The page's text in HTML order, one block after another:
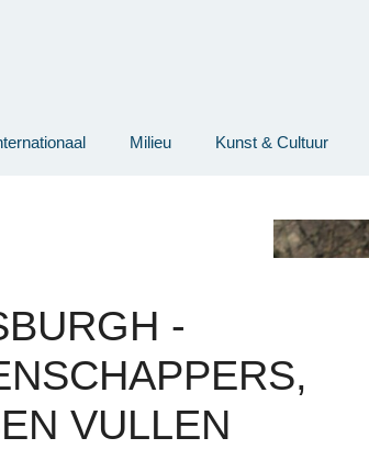
Milieu Kunst & Cultuur
-
VULLEN